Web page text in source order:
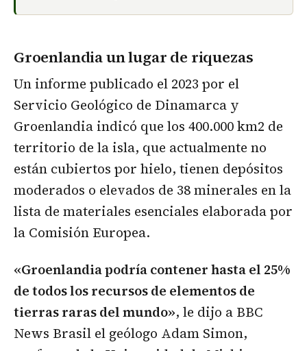
Groenlandia un lugar de riquezas
Un informe publicado el 2023 por el
Servicio Geológico de Dinamarca y
Groenlandia indicó que los 400.000 km2 de
territorio de la isla, que actualmente no
están cubiertos por hielo, tienen depósitos
moderados o elevados de 38 minerales en la
lista de materiales esenciales elaborada por
la Comisión Europea.
«Groenlandia podría contener hasta el 25%
de todos los recursos de elementos de
tierras raras del mundo», le dijo a BBC
News Brasil el geólogo Adam Simon,